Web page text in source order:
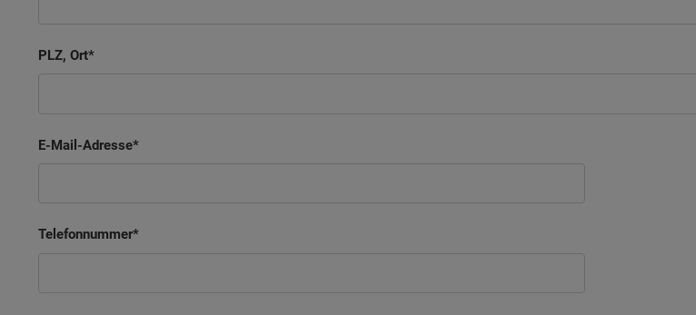
PLZ, Ort
E-Mail-Adresse
Telefonnummer